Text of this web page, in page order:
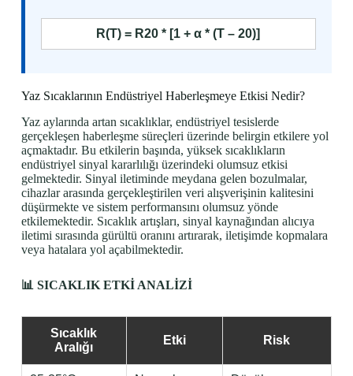
R(T) = R20 * [1 + α * (T – 20)]
Yaz Sıcaklarının Endüstriyel Haberleşmeye Etkisi Nedir?
Yaz aylarında artan sıcaklıklar, endüstriyel tesislerde
gerçekleşen haberleşme süreçleri üzerinde belirgin etkilere yol
açmaktadır. Bu etkilerin başında, yüksek sıcaklıkların
endüstriyel sinyal kararlılığı üzerindeki olumsuz etkisi
gelmektedir. Sinyal iletiminde meydana gelen bozulmalar,
cihazlar arasında gerçekleştirilen veri alışverişinin kalitesini
düşürmekte ve sistem performansını olumsuz yönde
etkilemektedir. Sıcaklık artışları, sinyal kaynağından alıcıya
iletimi sırasında gürültü oranını artırarak, iletişimde kopmalara
veya hatalara yol açabilmektedir.
📊 SICAKLIK ETKİ ANALİZİ
Sıcaklık
Aralığı
Etki Risk